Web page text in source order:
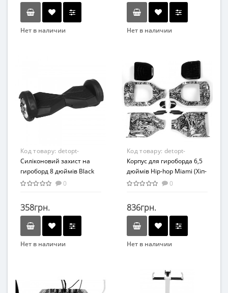
Нет в наличии Нет в наличии
Код товару: detopt-
876307
Силіконовий захист на
гироборд 8 дюймів Black
(Чорний)
0
358грн.
Нет в наличии
Код товару: detopt-
876323
Корпус для гироборда 6,5
дюймів Hip-hop Miami (Хіп-
Хоп Оранжевий)
0
836грн.
Нет в наличии